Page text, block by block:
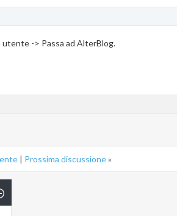
-> Passa ad AlterBlog.
| Prossima discussione»